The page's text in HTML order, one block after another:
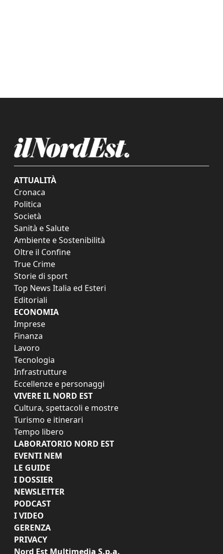
ATTUALITÀ
Cronaca
Politica
Società
Sanità e Salute
Ambiente e Sostenibilità
Oltre il Confine
True Crime
Storie di sport
Top News Italia ed Esteri
Editoriali
ECONOMIA
Imprese
Finanza
Lavoro
Tecnologia
Infrastrutture
Eccellenze e personaggi
VIVERE IL NORD EST
Cultura, spettacoli e mostre
Turismo e itinerari
Tempo libero
LABORATORIO NORD EST
EVENTI NEM
LE GUIDE
I DOSSIER
NEWSLETTER
PODCAST
I VIDEO
GERENZA
PRIVACY
Nord Est Multimedia S.p.a.